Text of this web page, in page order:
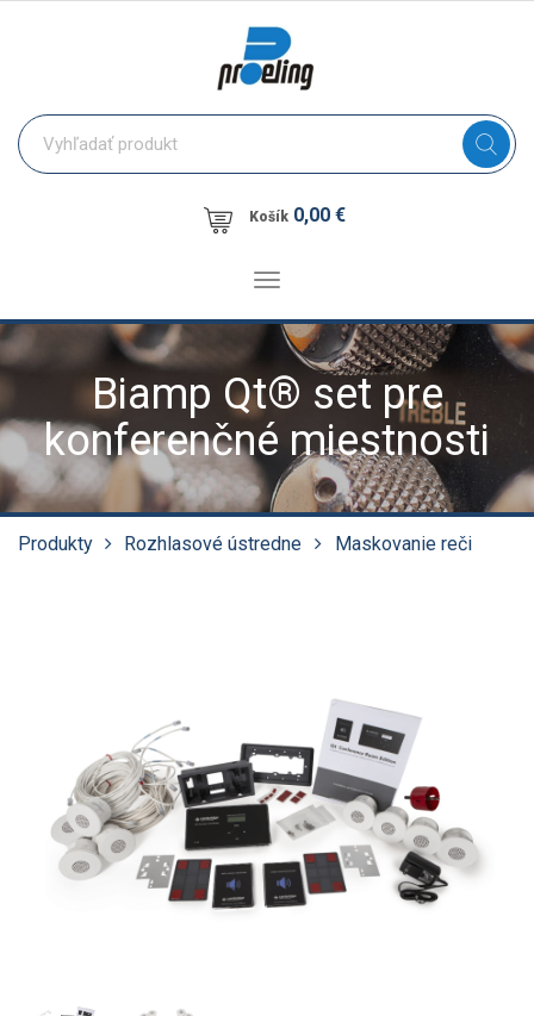
Košík 0,00 €
Toggle
Biamp Qt® set pre
konferenčné miestnosti
Produkty Rozhlasové ústredne Maskovanie reči